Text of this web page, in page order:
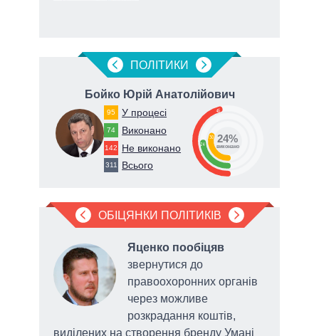
ПОЛIТИКИ
Бойко Юрій Анатолійович
95 У процесі
74 Виконано
142 Не виконано
311 Всього
46
24
30 24%
виконано
ОБІЦЯНКИ ПОЛІТИКІВ
Яценко пообіцяв
звернутися до
правоохоронних органів
через можливе
розкрадання коштів,
виділених на створення бренду Умані